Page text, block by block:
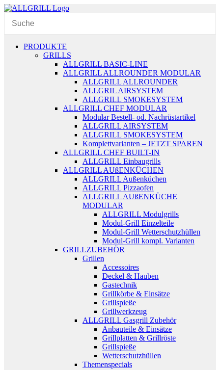
Zum
springen
PRODUKTE
GRILLS
ALLGRILL BASIC-LINE
ALLGRILL ALLROUNDER MODULAR
ALLGRILL ALLROUNDER
ALLGRIL AIRSYSTEM
ALLGRILL SMOKESYSTEM
ALLGRILL CHEF MODULAR
Modular Bestell- od. Nachrüstartikel
ALLGRILL AIRSYSTEM
ALLGRILL SMOKESYSTEM
Komplettvarianten – JETZT SPAREN
ALLGRILL CHEF BUILT-IN
ALLGRILL Einbaugrills
ALLGRILL AUßENKÜCHEN
ALLGRILL Außenküchen
ALLGRILL Pizzaofen
ALLGRILL AUßENKÜCHE
MODULAR
ALLGRILL Modulgrills
Modul-Grill Einzelteile
Modul-Grill Wetterschutzhüllen
Modul-Grill kompl. Varianten
GRILLZUBEHÖR
Grillen
Accessoires
Deckel & Hauben
Gastechnik
Grillkörbe & Einsätze
Grillspieße
Grillwerkzeug
ALLGRILL Gasgrill Zubehör
Anbauteile & Einsätze
Grillplatten & Grillröste
Grillspieße
Wetterschutzhüllen
Themenspecials